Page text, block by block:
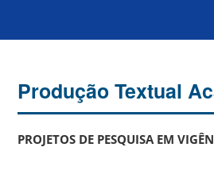
Produção Textual
PROJETOS DE PESQUISA EM